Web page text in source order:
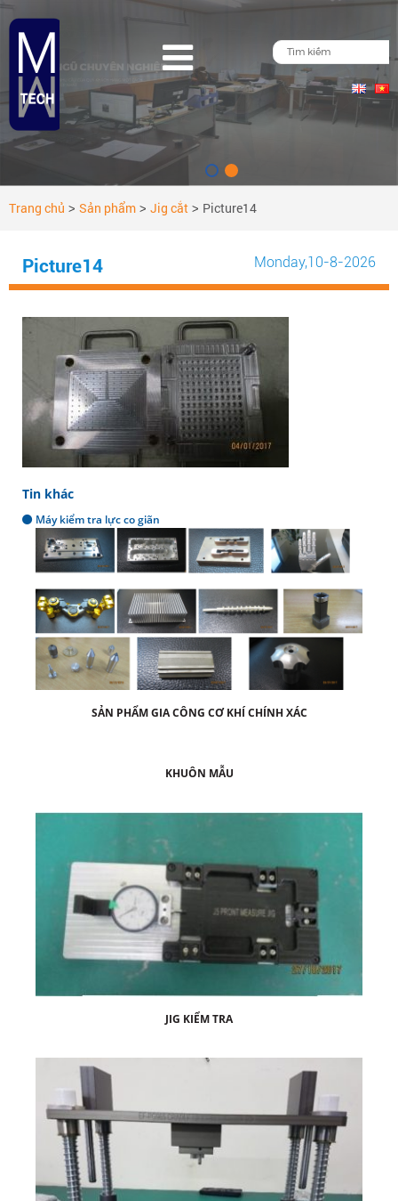
Trang chủ > Sản phẩm > Jig cắt > Picture14
Picture14 Monday,10-8-2026
Tin khác
Máy kiểm tra lực co giãn
SẢN PHẨM GIA CÔNG CƠ KHÍ CHÍNH XÁC
KHUÔN MẪU
JIG KIỂM TRA